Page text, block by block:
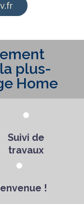
plus-
Home
Suivi de
travaux
!